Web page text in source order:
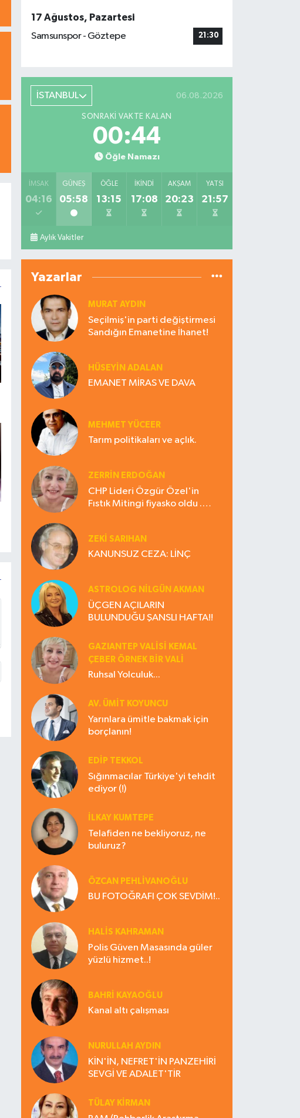
17 Ağustos, Pazartesi
Samsunspor - Göztepe
21:30
İSTANBUL 06.08.2026
SONRAKI VAKTE KALAN
00:43
Öğle Namazı
İMSAK
04:16
GÜNEŞ
05:58
ÖĞLE
13:15
İKINDI
17:08
AKŞAM
20:23
YATSI
21:57
Aylık Vakitler
Yazarlar
MURAT AYDIN
Seçilmiş'in parti değiştirmesi
Sandığın Emanetine İhanet!
HÜSEYIN ADALAN
EMANET MİRAS VE DAVA
MEHMET YÜCEER
Tarım politikaları ve açlık.
ZERRIN ERDOĞAN
CHP Lideri Özgür Özel'in
Fıstık Mitingi fiyasko oldu .
ZEKI SARIHAN
KANUNSUZ CEZA: LİNÇ
ASTROLOG NILGÜN AKMAN
ÜÇGEN AÇILARIN
BULUNDUĞU ŞANSLI HAFTA!!
GAZIANTEP VALISI KEMAL
ÇEBER ÖRNEK BİR VALİ
Ruhsal Yolculuk...
AV. ÜMIT KOYUNCU
Yarınlara ümitle bakmak için
borçlanın!
EDIP TEKKOL
Sığınmacılar Türkiye'yi tehdit
ediyor (!)
İLKAY KUMTEPE
Telafiden ne bekliyoruz, ne
buluruz?
ÖZCAN PEHLİVANOĞLU
BU FOTOĞRAFI ÇOK SEVDİM!..
HALIS KAHRAMAN
Polis Güven Masasında güler
yüzlü hizmet..!
BAHRI KAYAOĞLU
Kanal altı çalışması
NURULLAH AYDIN
KİN'İN, NEFRET'İN PANZEHİRİ
SEVGİ VE ADALET'TİR
TÜLAY KİRMAN